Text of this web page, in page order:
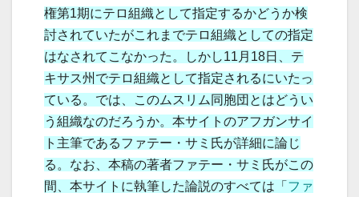
権第1期にテロ組織として指定するかどうか検
討されていたがこれまでテロ組織としての指定
はなされてこなかった。しかし11月18日、テ
キサス州でテロ組織として指定されるにいたっ
ている。では、このムスリム同胞団とはどうい
う組織なのだろうか。本サイトのアフガンサイ
ト主筆であるファテー・サミ氏が詳細に論じ
る。なお、本稿の著者ファテー・サミ氏がこの
間、本サイトに執筆した論説のすべては「 ファ